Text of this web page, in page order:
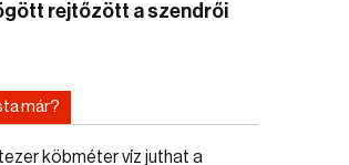
rejtőzött a szendrői
már?